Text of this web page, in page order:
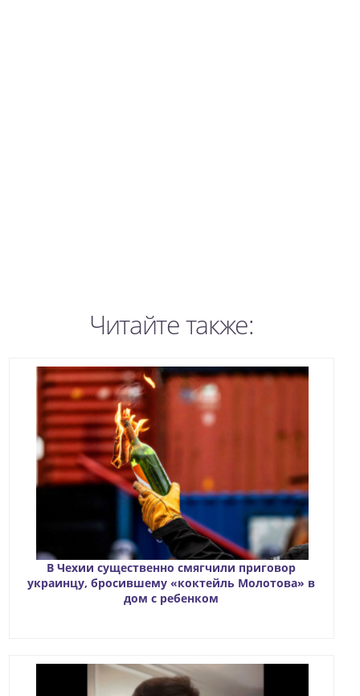
Читайте также:
В Чехии существенно смягчили приговор
украинцу, бросившему «коктейль Молотова» в
дом с ребенком